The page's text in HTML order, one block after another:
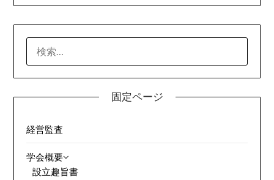
固定ページ
経営監査
学会概要
設立趣旨書